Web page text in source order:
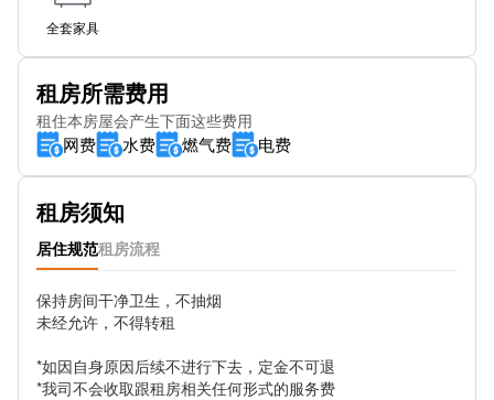
Art Gallery Stop Es1
Mowbray St
Barford St
Lee Crescent
Church St Stop Es2
Colmore Row (Stop Sh1)
全套家具
租房所需费用
租住本房屋会产生下面这些费用
网费 水费 燃气费 电费
租房须知
居住规范租房流程
保持房间干净卫生，不抽烟
未经允许，不得转租
*如因自身原因后续不进行下去，定金不可退
*我司不会收取跟租房相关任何形式的服务费